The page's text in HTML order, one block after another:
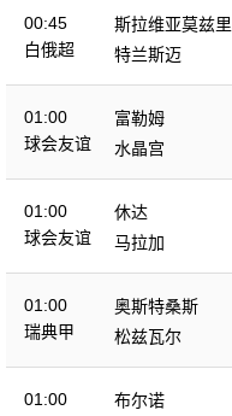
00:45
白俄超
斯拉维亚莫兹里
特兰斯迈
01:00
球会友谊
富勒姆
水晶宫
01:00
球会友谊
休达
马拉加
01:00
瑞典甲
奥斯特桑斯
松兹瓦尔
01:00
布尔诺